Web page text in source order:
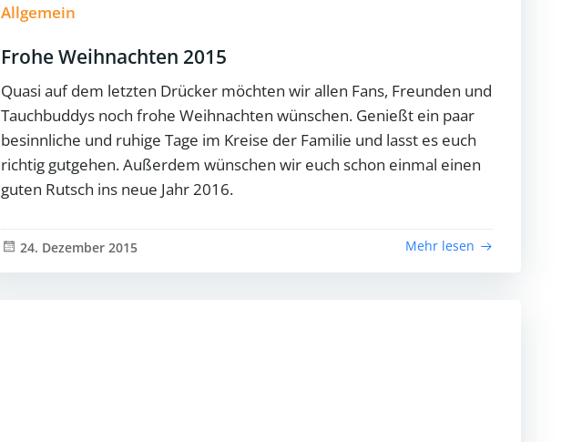
Allgemein
Frohe Weihnachten 2015
Quasi auf dem letzten Drücker möchten wir allen Fans, Freunden und
Tauchbuddys noch frohe Weihnachten wünschen. Genießt ein paar
besinnliche und ruhige Tage im Kreise der Familie und lasst es euch
richtig gutgehen. Außerdem wünschen wir euch schon einmal einen
guten Rutsch ins neue Jahr 2016.
24. Dezember 2015 Mehr lesen